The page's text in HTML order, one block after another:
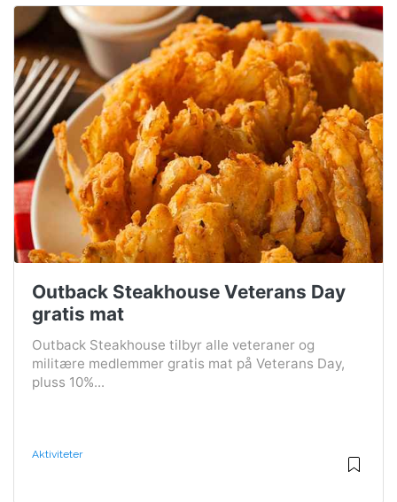
Outback Steakhouse Veterans Day
gratis mat
Outback Steakhouse tilbyr alle veteraner og
militære medlemmer gratis mat på Veterans Day,
pluss 10%...
Aktiviteter